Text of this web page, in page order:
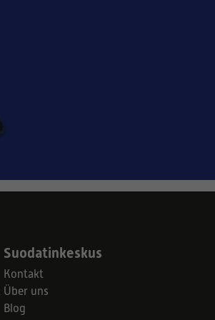
Suodatinkeskus
Kontakt
Über uns
Blog